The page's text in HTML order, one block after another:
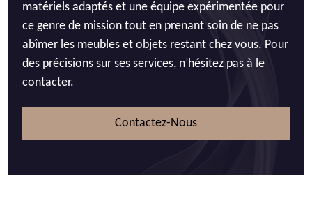
matériels adaptés et une équipe expérimentée pour
ce genre de mission tout en prenant soin de ne pas
abîmer les meubles et objets restant chez vous. Pour
des précisions sur ses services, n’hésitez pas à le
contacter.
Contactez-Nous